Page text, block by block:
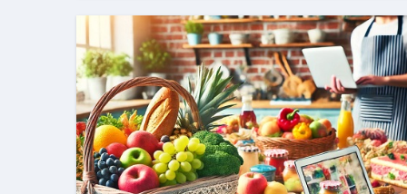
『葬送のフリーレン』の学び｜
リサイクル業者の無料回収・無
山梨県震度6弱と富士山噴火の
青森県震度6とベネゼエラM7級
Cookie同意管理ツール「